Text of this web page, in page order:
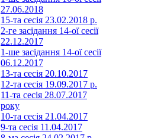
27.06.2018
15-та сесія 23.02.2018 р.
2-ге засідання 14-ої сесії
22.12.2017
1-ше засідання 14-ої сесії
06.12.2017
13-та сесія 20.10.2017
12-та сесія 19.09.2017 р.
11-та сесія 28.07.2017
року
10-та сесія 21.04.2017
9-та сесія 11.04.2017